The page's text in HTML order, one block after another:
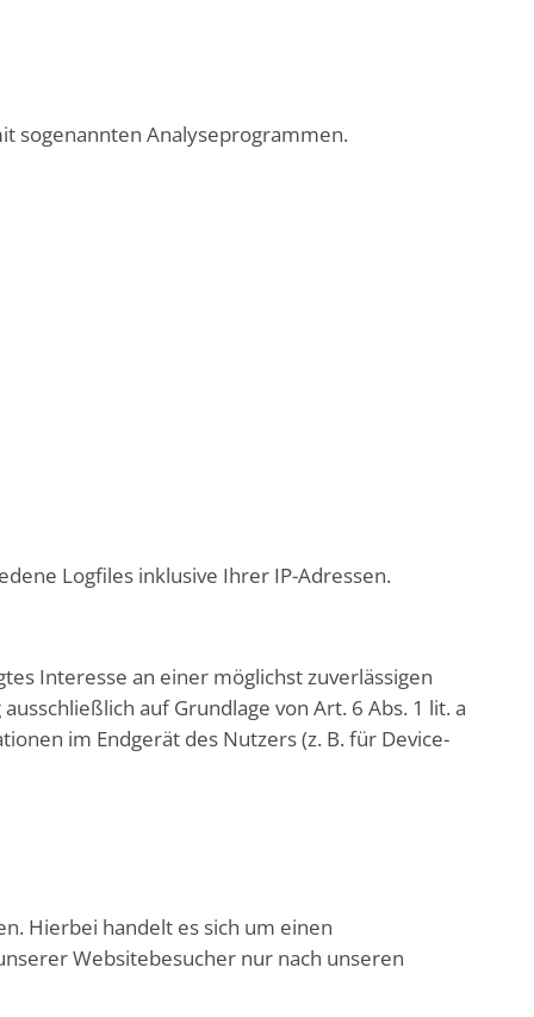
sogenannten Analyseprogrammen.
Logfiles inklusive Ihrer IP-Adressen.
Interesse an einer möglichst zuverlässigen
auf Grundlage von Art. 6 Abs. 1 lit. a
im Endgerät des Nutzers (z. B. für Device-
Hierbei handelt es sich um einen
Websitebesucher nur nach unseren